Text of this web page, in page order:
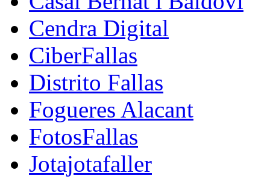
Cendra Digital
CiberFallas
Distrito Fallas
Fogueres Alacant
FotosFallas
Jotajotafaller